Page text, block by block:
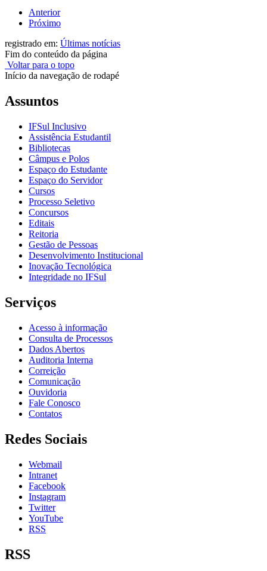
Anterior
Próximo
registrado em: Últimas notícias
Fim do conteúdo da página
Voltar para o topo
Início da navegação de rodapé
Assuntos
IFSul Inclusivo
Assistência Estudantil
Bibliotecas
Câmpus e Polos
Espaço do Estudante
Espaço do Servidor
Cursos
Processo Seletivo
Concursos
Editais
Reitoria
Gestão de Pessoas
Desenvolvimento Institucional
Inovação Tecnológica
Integridade no IFSul
Serviços
Acesso à informação
Consulta de Processos
Dados Abertos
Auditoria Interna
Correição
Comunicação
Ouvidoria
Fale Conosco
Contatos
Redes Sociais
Webmail
Intranet
Facebook
Instagram
Twitter
YouTube
RSS
RSS